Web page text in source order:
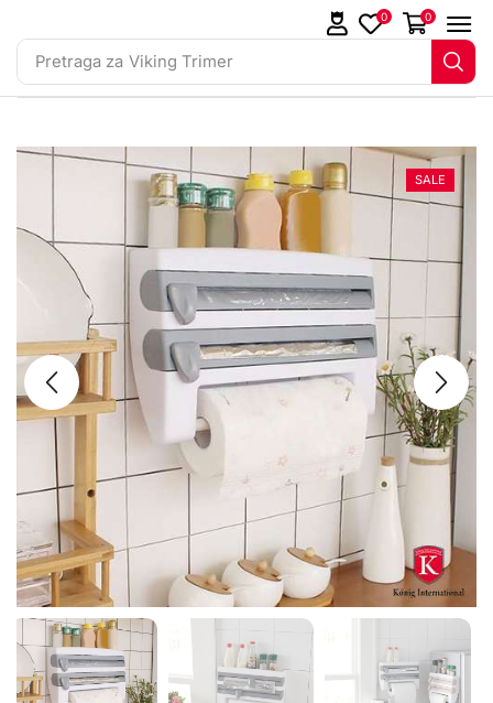
Pretraga za Viking Trimer
0 0
SALE